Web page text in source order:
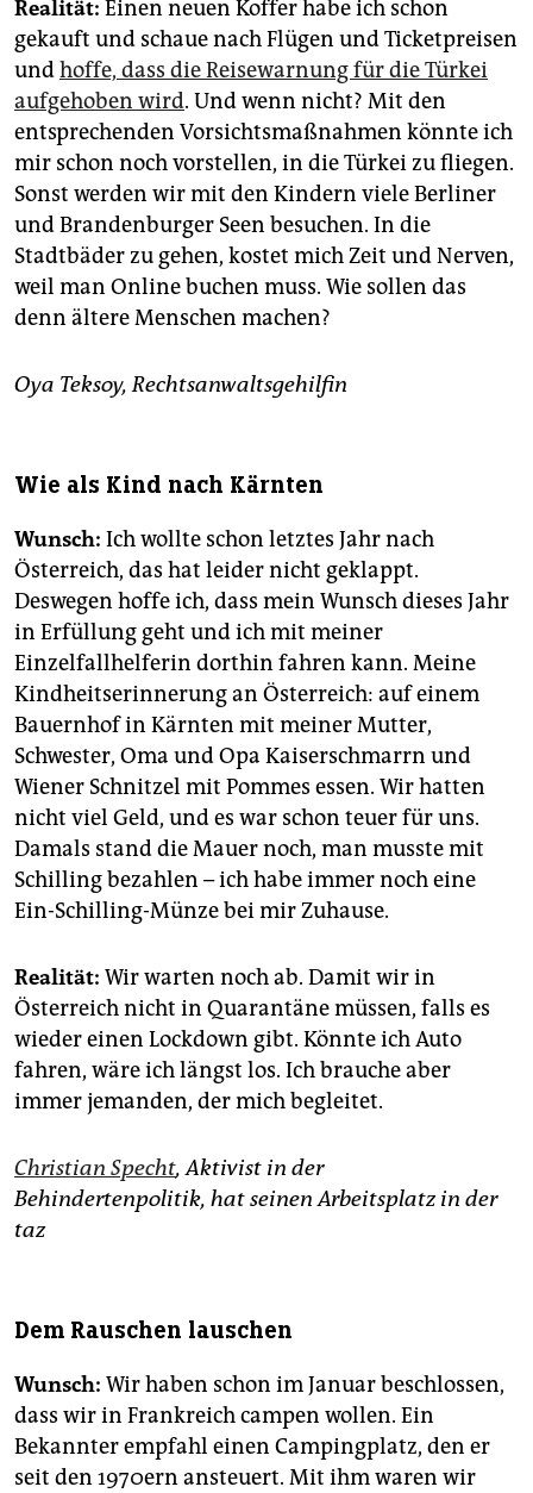
Realität: Einen neuen Koffer habe ich schon
gekauft und schaue nach Flügen und Ticketpreisen
undhoffe, dass die Reisewarnung für die Türkei
aufgehoben wird. Und wenn nicht? Mit den
entsprechenden Vorsichtsmaßnahmen könnte ich
mir schon noch vorstellen, in die Türkei zu fliegen.
Sonst werden wir mit den Kindern viele Berliner
und Brandenburger Seen besuchen. In die
Stadtbäder zu gehen, kostet mich Zeit und Nerven,
weil man Online buchen muss. Wie sollen das
denn ältere Menschen machen?
Oya Teksoy, Rechtsanwaltsgehilfin
Wie als Kind nach Kärnten
Wunsch: Ich wollte schon letztes Jahr nach
Österreich, das hat leider nicht geklappt.
Deswegen hoffe ich, dass mein Wunsch dieses Jahr
in Erfüllung geht und ich mit meiner
Einzelfallhelferin dorthin fahren kann. Meine
Kindheitserinnerung an Österreich: auf einem
Bauernhof in Kärnten mit meiner Mutter,
Schwester, Oma und Opa Kaiserschmarrn und
Wiener Schnitzel mit Pommes essen. Wir hatten
nicht viel Geld, und es war schon teuer für uns.
Damals stand die Mauer noch, man musste mit
Schilling bezahlen – ich habe immer noch eine
Ein-Schilling-Münze bei mir Zuhause.
Realität: Wir warten noch ab. Damit wir in
Österreich nicht in Quarantäne müssen, falls es
wieder einen Lockdown gibt. Könnte ich Auto
fahren, wäre ich längst los. Ich brauche aber
immer jemanden, der mich begleitet.
Christian Specht, Aktivist in der
Behindertenpolitik, hat seinen Arbeitsplatz in der
taz
Dem Rauschen lauschen
Wunsch: Wir haben schon im Januar beschlossen,
dass wir in Frankreich campen wollen. Ein
Bekannter empfahl einen Campingplatz, den er
seit den 1970ern ansteuert. Mit ihm waren wir